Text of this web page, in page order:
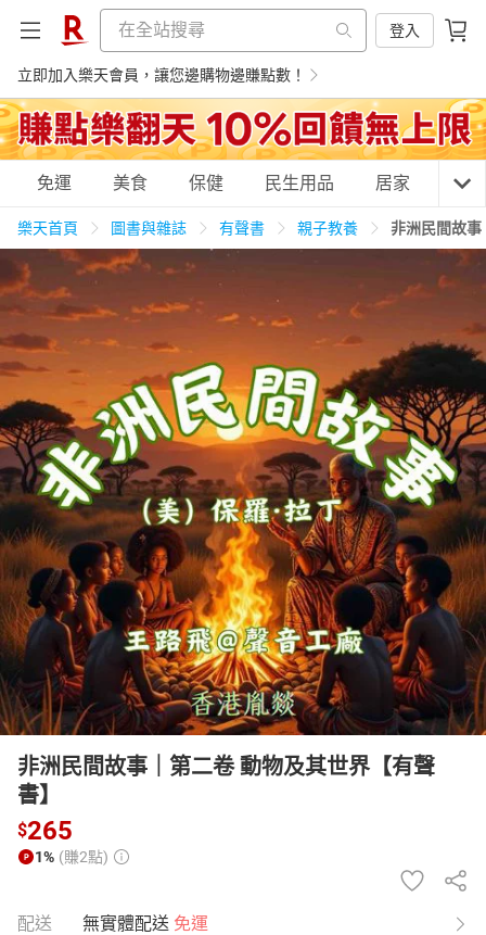
登入
立即加入樂天會員，讓您邊購物邊賺點數！
購物網分類
天天免運 民生用品
3C家電 運動休閒 親子玩具
女裝 男裝 化妝保養 情趣用品
日本購物 電子/紙本書
HOT
免運 美食 保健 民生用品 居家 3C
樂天首頁 圖書與雜誌 有聲書 親子教養 非洲民間故
非洲民間故事｜第二卷 動物及其世界【有聲
書】
$265
1% (賺2點)
配送 無實體配送 免運